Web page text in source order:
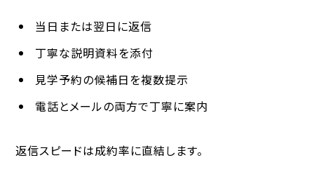
当日または翌日に返信
丁寧な説明資料を添付
見学予約の候補日を複数提示
電話とメールの両方で丁寧に案内
返信スピードは成約率に直結します。